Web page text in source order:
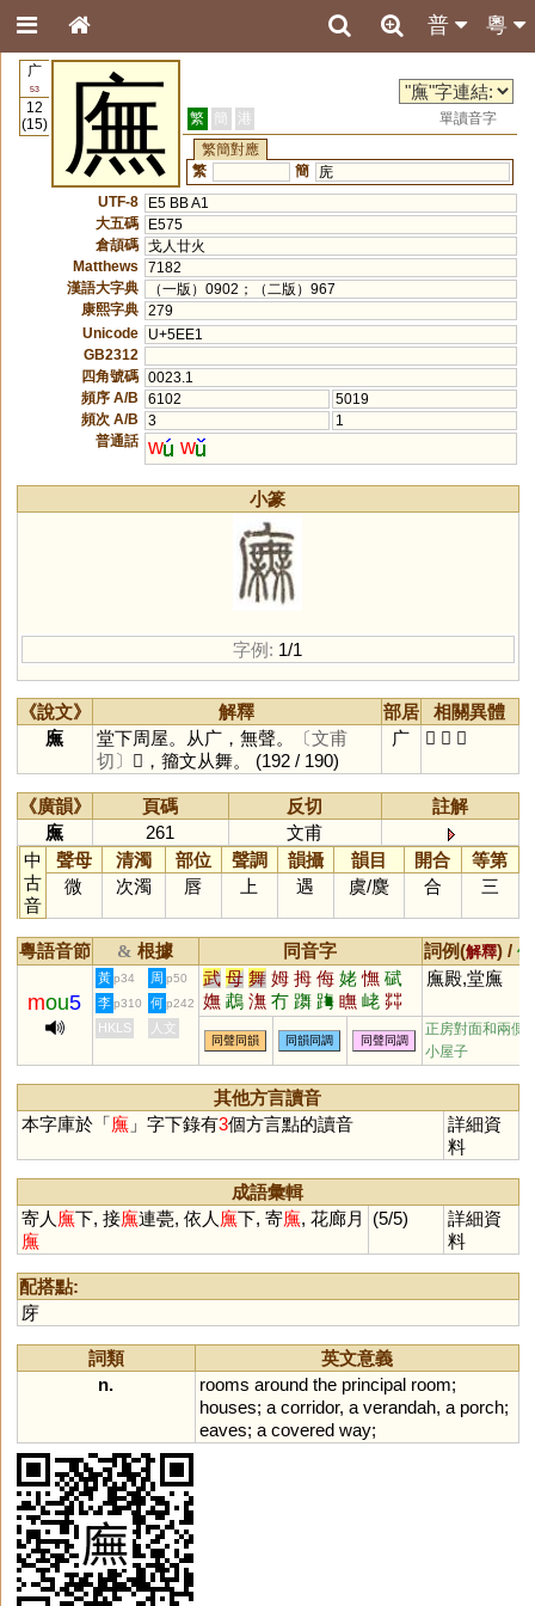
粵
普
广
53
12
(15)
廡 繁 簡 港
單讀音字
繁簡對應
繁
簡
庑
UTF-8
E5 BB A1
大五碼
E575
倉頡碼 戈人廿火
Matthews
7182
漢語大字典
（一版）0902；（二版）967
康熙字典 279
Unicode
U+5EE1
GB2312
四角號碼 0023.1
頻序 A/B
6102
5019
頻次 A/B
3
1
普通話 w w
小篆
字例: 1/1
《說文》 解釋 部居
相關異體
廡
堂下周屋。从广，無聲。
〔文甫
切〕
𢋑，籀文从舞。 (192 / 190)
广 𢌋 𢋰 𢋑
《廣韻》 頁碼 反切
註解
廡
261
文甫
中
古
音
聲母 清濁 部位 聲調 韻攝 韻目 開合
等第
微
次濁 唇 上 遇 虞/麌 合 三
粵語音節 & 根據 同音字 詞例(解釋) /
mou5
黃 p34 周 p50 武 母 舞 姆 拇 侮 姥 憮 碔
嫵 鵡 潕 冇 躌 踇 瞴 峔 茻
堥 倵 甒 膴 嘸 砪 鉧
廡殿,堂廡
李 p310 何 p242
HKLS 人文
同聲同韻 同韻同調 同聲同調
正房對面和兩側
小屋子
其他方言讀音
本字庫於「廡」字下錄有3個方言點的讀音
詳細資
料
成語彙輯
寄人 廡下, 接廡連甍, 依人 廡下, 寄廡, 花廊月
廡
(5/5)
詳細資
料
配搭點:
庌
詞類
英文意義
n.
rooms around the principal room;
houses; a corridor, a verandah, a porch;
eaves; a covered way;